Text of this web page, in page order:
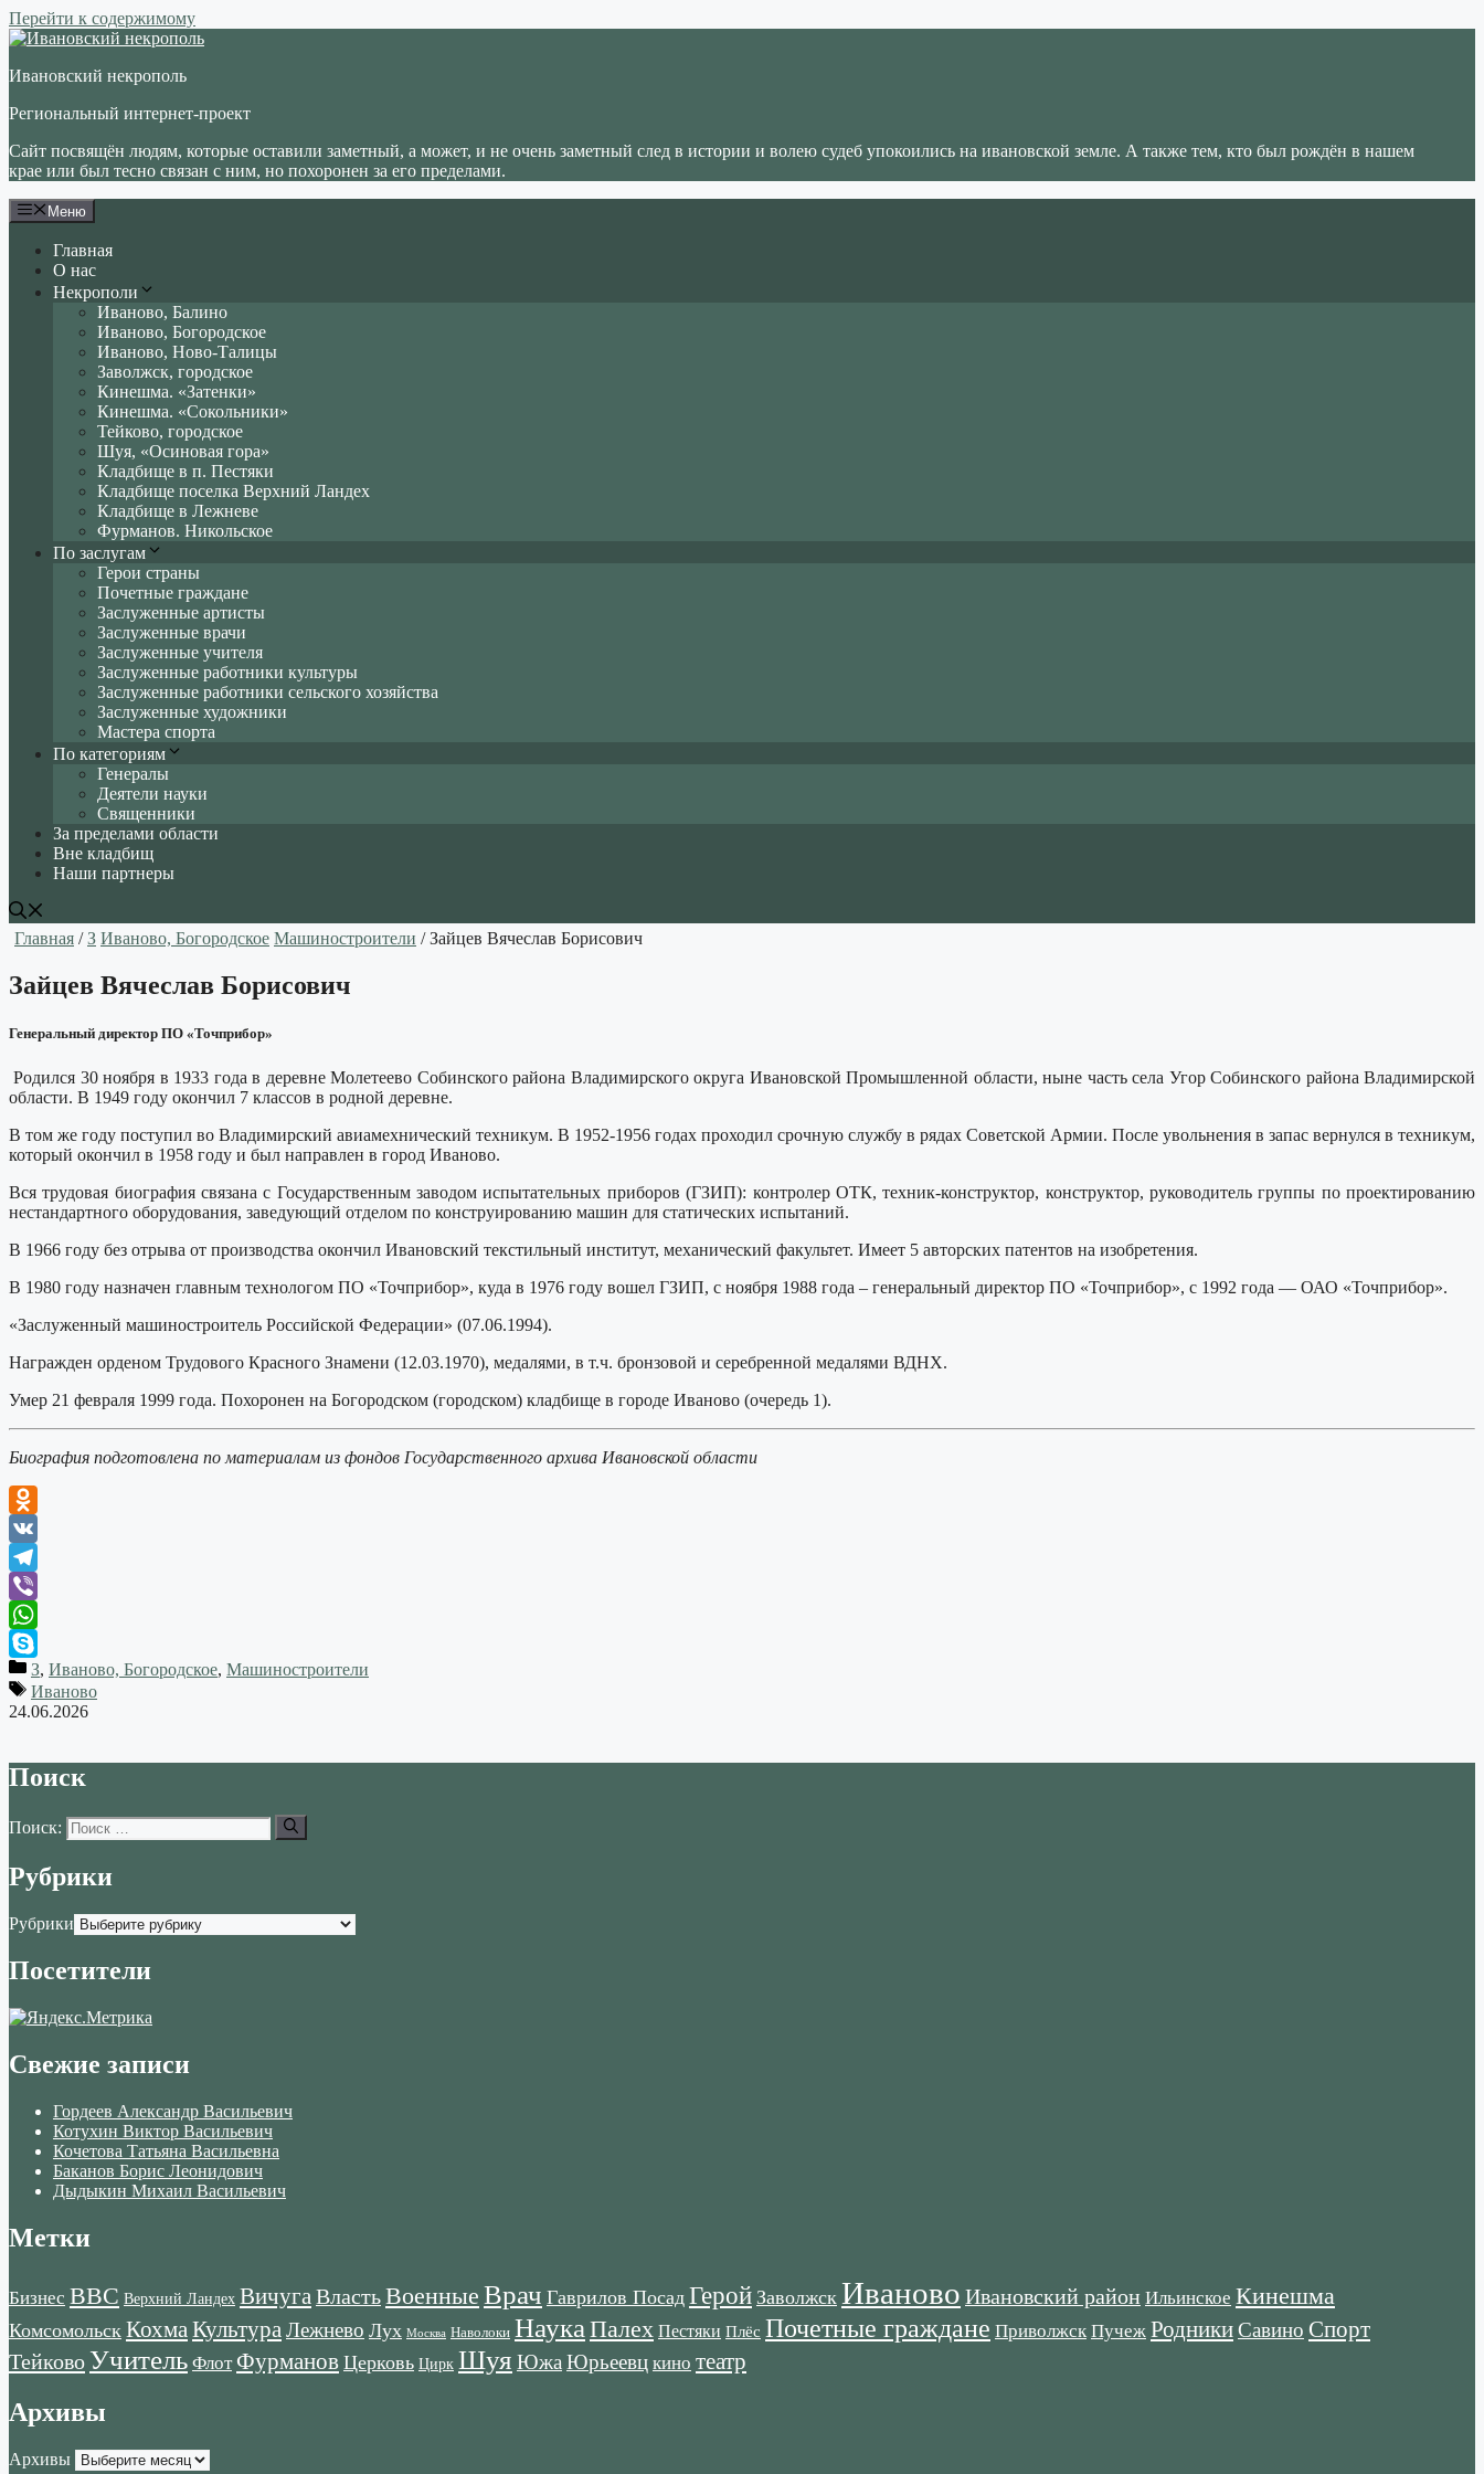
Перейти к содержимому
Ивановский некрополь
Региональный интернет-проект
Сайт посвящён людям, которые оставили заметный, а может, и не очень заметный след в истории и волею судеб упокоились на ивановской земле. А также тем, кто был рождён в нашем
крае или был тесно связан с ним, но похоронен за его пределами.
Меню
Главная
О нас
Некрополи
Иваново, Балино
Иваново, Богородское
Иваново, Ново-Талицы
Заволжск, городское
Кинешма. «Затенки»
Кинешма. «Сокольники»
Тейково, городское
Шуя, «Осиновая гора»
Кладбище в п. Пестяки
Кладбище поселка Верхний Ландех
Кладбище в Лежневе
Фурманов. Никольское
По заслугам
Герои страны
Почетные граждане
Заслуженные артисты
Заслуженные врачи
Заслуженные учителя
Заслуженные работники культуры
Заслуженные работники сельского хозяйства
Заслуженные художники
Мастера спорта
По категориям
Генералы
Деятели науки
Священники
За пределами области
Вне кладбищ
Наши партнеры
Главная /З Иваново, Богородское Машиностроители / Зайцев Вячеслав Борисович
Зайцев Вячеслав Борисович
Генеральный директор ПО «Точприбор»
Родился 30 ноября в 1933 года в деревне Молетеево Собинского района Владимирского округа Ивановской Промышленной области, ныне часть села Угор Собинского района Владимирской
области. В 1949 году окончил 7 классов в родной деревне.
В том же году поступил во Владимирский авиамехнический техникум. В 1952-1956 годах проходил срочную службу в рядах Советской Армии. После увольнения в запас вернулся в техникум,
который окончил в 1958 году и был направлен в город Иваново.
Вся трудовая биография связана с Государственным заводом испытательных приборов (ГЗИП): контролер ОТК, техник-конструктор, конструктор, руководитель группы по проектированию
нестандартного оборудования, заведующий отделом по конструированию машин для статических испытаний.
В 1966 году без отрыва от производства окончил Ивановский текстильный институт, механический факультет. Имеет 5 авторских патентов на изобретения.
В 1980 году назначен главным технологом ПО «Точприбор», куда в 1976 году вошел ГЗИП, с ноября 1988 года – генеральный директор ПО «Точприбор», с 1992 года — ОАО «Точприбор».
«Заслуженный машиностроитель Российской Федерации» (07.06.1994).
Награжден орденом Трудового Красного Знамени (12.03.1970), медалями, в т.ч. бронзовой и серебренной медалями ВДНХ.
Умер 21 февраля 1999 года. Похоронен на Богородском (городском) кладбище в городе Иваново (очередь 1).
Биография подготовлена по материалам из фондов Государственного архива Ивановской области
Odnoklassniki
VK
Telegram
Viber
WhatsApp
Skype
З, Иваново, Богородское, Машиностроители
Иваново
24.06.2026
Поиск
Поиск:
Рубрики
Рубрики
Посетители
Свежие записи
Гордеев Александр Васильевич
Котухин Виктор Васильевич
Кочетова Татьяна Васильевна
Баканов Борис Леонидович
Дыдыкин Михаил Васильевич
Метки
Бизнес ВВС Верхний Ландех ВичугаВластьВоенные Врач Гаврилов Посад Герой Заволжск Иваново Ивановский район Ильинское Кинешма
Комсомольск КохмаКультура Лежнево Лух Москва Наволоки Наука Палех Пестяки Плёс Почетные граждане Приволжск Пучеж РодникиСавино Спорт
ТейковоУчитель Флот Фурманов Церковь Цирк Шуя Южа Юрьеевц кино театр
Архивы
Архивы